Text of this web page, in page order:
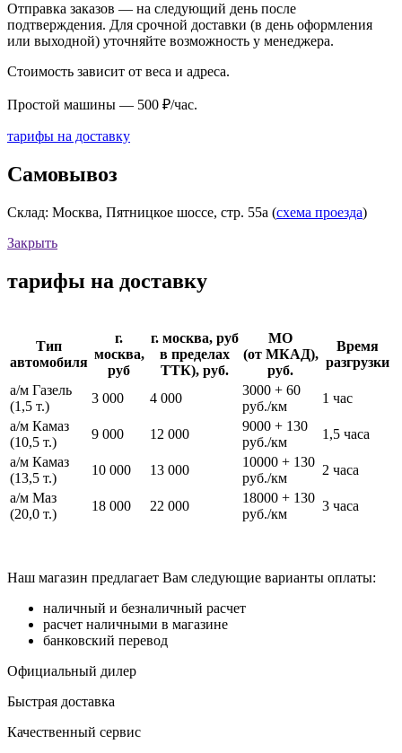
Отправка заказов — на следующий день после
подтверждения. Для срочной доставки (в день оформления
или выходной) уточняйте возможность у менеджера.
Стоимость зависит от веса и адреса.
Простой машины — 500 ₽/час.
тарифы на доставку
Самовывоз
Склад: Москва, Пятницкое шоссе, стр. 55а (схема проезда)
Закрыть
тарифы на доставку
Тип
автомобиля
г.
москва,
руб
г. москва, руб
в пределах
ТТК), руб.
МО
(от МКАД),
руб.
Время
разгрузки
а/м Газель
(1,5 т.)
3 000 4 000
3000 + 60
руб./км
1 час
а/м Камаз
(10,5 т.)
9 000 12 000
9000 + 130
руб./км
1,5 часа
а/м Камаз
(13,5 т.)
10 000 13 000
10000 + 130
руб./км
2 часа
а/м Маз
(20,0 т.)
18 000 22 000
18000 + 130
руб./км
3 часа
Наш магазин предлагает Вам следующие варианты оплаты:
наличный и безналичный расчет
расчет наличными в магазине
банковский перевод
Официальный дилер
Быстрая доставка
Качественный сервис